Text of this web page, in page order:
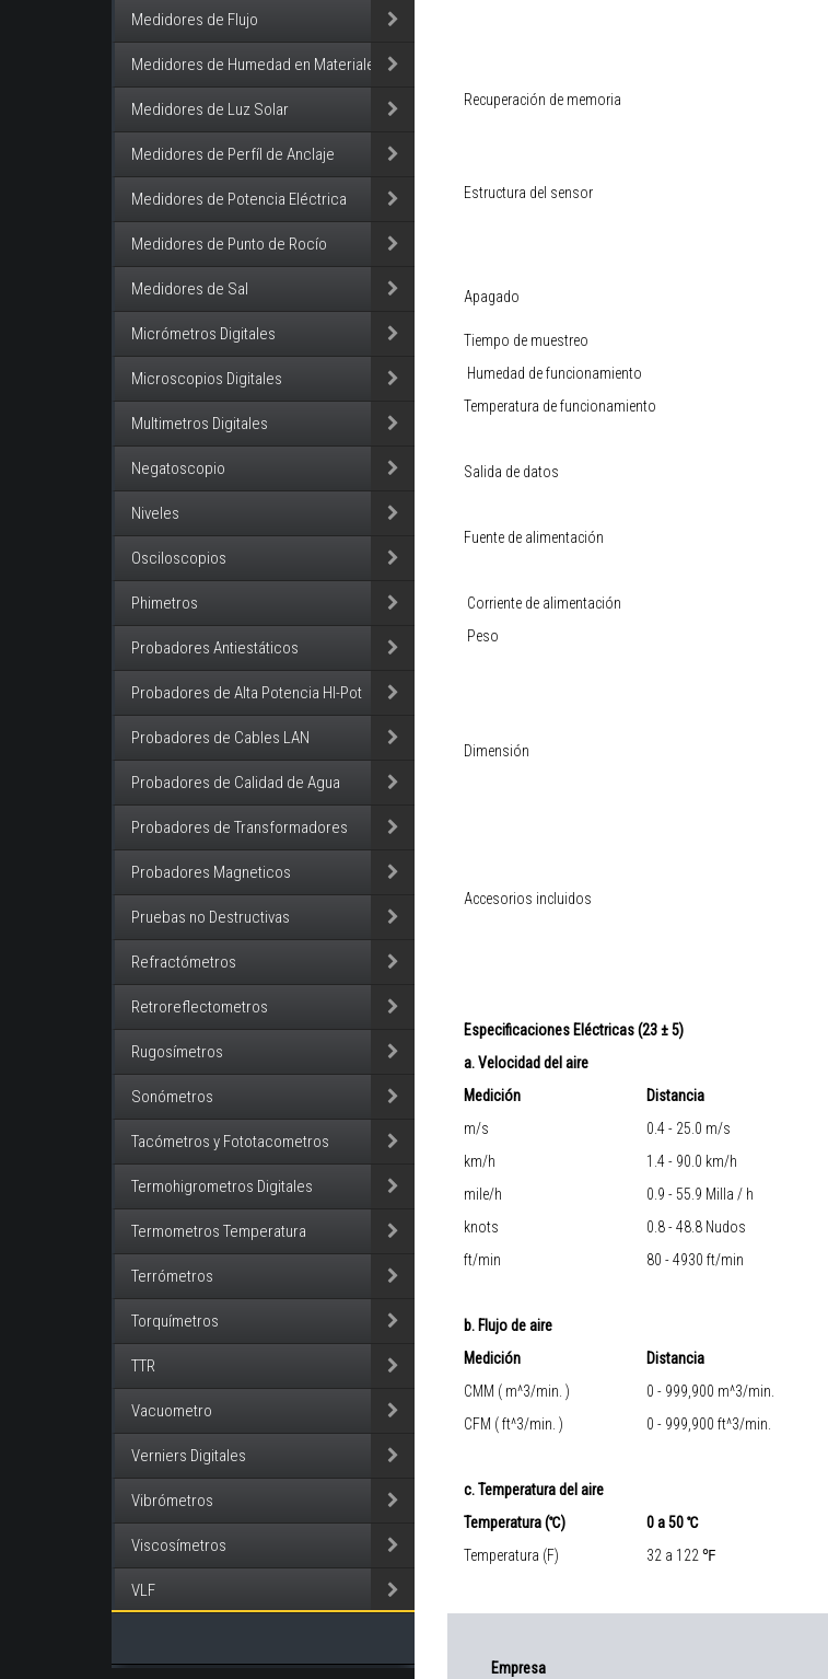
Medidores de Flujo
Medidores de Humedad en Materiales
Medidores de Luz Solar
Medidores de Perfíl de Anclaje
Medidores de Potencia Eléctrica
Medidores de Punto de Rocío
Medidores de Sal
Micrómetros Digitales
Microscopios Digitales
Multimetros Digitales
Negatoscopio
Niveles
Osciloscopios
Phimetros
Probadores Antiestáticos
Probadores de Alta Potencia HI-Pot
Probadores de Cables LAN
Probadores de Calidad de Agua
Probadores de Transformadores
Probadores Magneticos
Pruebas no Destructivas
Refractómetros
Retroreflectometros
Rugosímetros
Sonómetros
Tacómetros y Fototacometros
Termohigrometros Digitales
Termometros Temperatura
Terrómetros
Torquímetros
TTR
Vacuometro
Verniers Digitales
Vibrómetros
Viscosímetros
VLF
Recuperación de memoria
Estructura del sensor
Apagado
Tiempo de muestreo
Humedad de funcionamiento
Temperatura de funcionamiento
Salida de datos
Fuente de alimentación
Corriente de alimentación
Peso
Dimensión
Accesorios incluidos
Especificaciones Eléctricas (23 ± 5)
a. Velocidad del aire
Medición
Distancia
m/s
0.4 - 25.0 m/s
km/h 1.4 - 90.0 km/h
mile/h
0.9 - 55.9 Milla / h
knots
0.8 - 48.8 Nudos
ft/min
80 - 4930 ft/min
b. Flujo de aire
Medición
Distancia
CMM ( m^3/min. )
0 - 999,900 m^3/min.
CFM ( ft^3/min. )
0 - 999,900 ft^3/min.
c. Temperatura del aire
Temperatura (℃)
0 a 50 ℃
Temperatura (F)
32 a 122 ℉
Empresa